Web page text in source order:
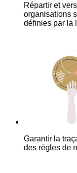
Répartir et
organisations
définies par la
Garantir la
des règles de